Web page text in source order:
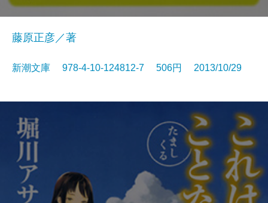
藤原正彦／著
新潮文庫 978-4-10-124812-7 506円 2013/10/29